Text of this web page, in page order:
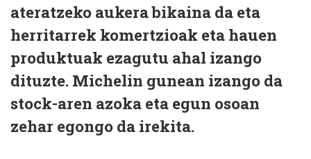
ateratzeko aukera bikaina da eta
herritarrek komertzioak eta hauen
produktuak ezagutu ahal izango
dituzte. Michelin gunean izango da
stock-aren azoka eta egun osoan
zehar egongo da irekita.